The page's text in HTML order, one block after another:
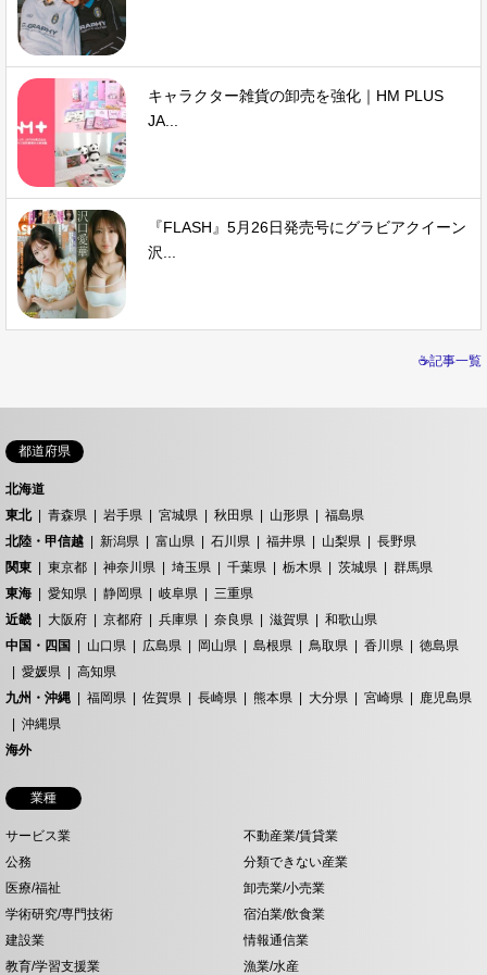
キャラクター雑貨の卸売を強化｜HM PLUS
JA...
『FLASH』5月26日発売号にグラビアクイーン
沢...
☕記事一覧
都道府県
北海道
東北
青森県 岩手県 宮城県 秋田県 山形県
福島県
北陸・甲信越
新潟県 富山県 石川県 福井県 山梨県
長野県
関東
東京都 神奈川県 埼玉県 千葉県 栃木県 茨城県
群馬県
東海
愛知県 静岡県 岐阜県
三重県
近畿
大阪府 京都府 兵庫県 奈良県 滋賀県
和歌山県
中国・四国
山口県 広島県 岡山県 島根県 鳥取県 香川県
徳島県
愛媛県
高知県
九州・沖縄
福岡県 佐賀県 長崎県 熊本県 大分県 宮崎県
鹿児島県
沖縄県
海外
業種
サービス業
不動産業/賃貸業
公務
分類できない産業
医療/福祉
卸売業/小売業
学術研究/専門技術
宿泊業/飲食業
建設業
情報通信業
教育/学習支援業
漁業/水産